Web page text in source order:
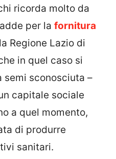
ricorda molto da
per la fornitura
Regione Lazio di
in quel caso si
semi sconosciuta –
capitale sociale
a quel momento,
di produrre
sanitari.